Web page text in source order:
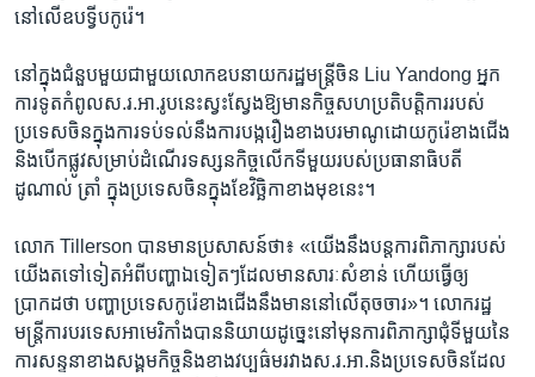
នៅ​លើ​ឧបទ្វីប​កូរ៉េ។​
នៅ​ក្នុង​ជំនួប​មួយ​ជាមួយ​លោក​ឧបនាយក​រដ្ឋមន្ត្រី​ចិន​ Liu Yandong​ អ្នក
ការ​ទូត​កំពូល​ស.រ.អា.​រូប​នេះ​ស្វះ​ស្វែង​ឱ្យ​មាន​កិច្ច​សហប្រតិ​បត្តិការ​របស់​
ប្រទេស​ចិន​ក្នុង​ការ​ទប់​ទល់​នឹង​ការ​បង្ក​រឿង​ខាង​បរមាណូ​ដោយ​កូរ៉េខាង​ជើង​
និង​បើក​ផ្លូវ​សម្រាប់​ដំណើរ​ទស្សនកិច្ច​លើក​ទី​មួយ​របស់​ប្រធានាធិបតី​
ដូណាល់​ ត្រាំ ក្នុង​ប្រទេស​ចិន​ក្នុង​ខែ​វិច្ឆិកា​ខាង​មុខ​នេះ។​
លោក​ Tillerson ​បាន​មាន​ប្រសាសន៍​ថា៖ «យើង​នឹង​បន្ត​ការ​ពិភាក្សា​របស់​
យើង​តទៅ​ទៀត​អំពី​បញ្ហា​ឯទៀតៗដែល​មាន​សារៈ​សំខាន់ ​ហើយ​ធ្វើ​ឲ្យ
ប្រាកដថា បញ្ហា​ប្រទេស​កូរ៉េខាង​ជើង​នឹង​មាន​នៅ​លើ​តុ​ចចារ»។​ លោក​រដ្ឋ​
មន្ត្រី​ការ​បរទេស​អាមេរិកាំង​បាន​និយាយ​ដូច្នេះ​នៅ​មុន​ការ​ពិភាក្សា​ជុំទី​មួយ​នៃ​
ការ​សន្ទនា​ខាង​សង្គម​កិច្ច​និង​ខាង​វប្បធ៌ម​រវាងស.រ.អា.​និង​ប្រទេស​ចិន​ដែល​